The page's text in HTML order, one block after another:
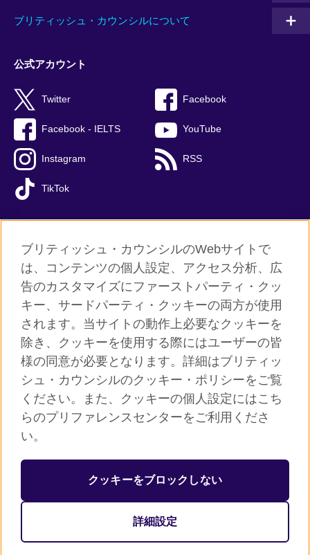
ブリティッシュ・カウンシルについて
公式アカウント
Twitter Facebook
Facebook - IELTS YouTube
Instagram RSS
TikTok
ご利用に際して
個人情報保護
クッキー（Cookie）について
よくあるご質問
サイトマップ
す。
英国では公益団体（非営利組織）として登録されています。公益
団体番号：209131（イングランド、ウェールズ）、SC037733
ブリティッシュ・カウンシルのWebサイトで
は、コンテンツの個人設定、アクセス分析、広
告のカスタマイズにファーストパーティ・クッ
キー、サードパーティ・クッキーの両方が使用
されます。当サイトの動作上必要なクッキーを
除き、クッキーを使用する際にはユーザーの皆
様の同意が必要となります。詳細はブリティッ
シュ・カウンシルのクッキー・ポリシーをご覧
ください。また、クッキーの個人設定にはこち
らのプリファレンスセンターをご利用くださ
い。
クッキーをブロックしない
詳細設定